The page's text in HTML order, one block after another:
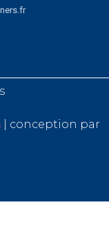
| conception par